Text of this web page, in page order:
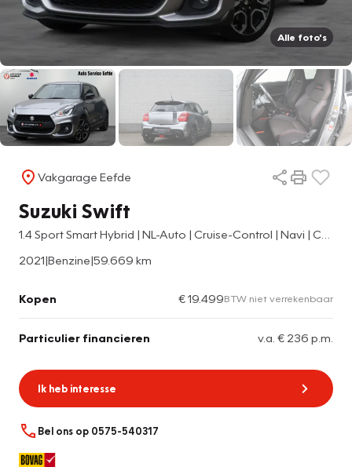
Alle foto's
Vakgarage Eefde
Suzuki Swift
2021|Benzine|59.669 km
Kopen € 19.499BTW niet verrekenbaar
Particulier financieren v.a. € 236 p.m.
Ik heb interesse
Bel ons op 0575-540317